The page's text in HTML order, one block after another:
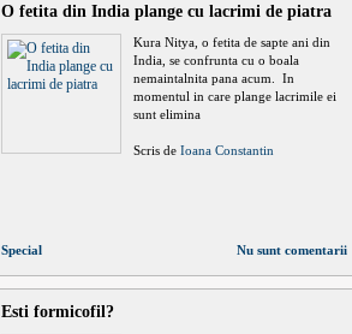
O fetita din India plange cu lacrimi de piatra
Kura Nitya, o fetita de sapte ani din
India, se confrunta cu o boala
nemaintalnita pana acum. In
momentul in care plange lacrimile ei
sunt elimina
Scris de Ioana Constantin
Special Nu sunt comentarii
Esti formicofil?